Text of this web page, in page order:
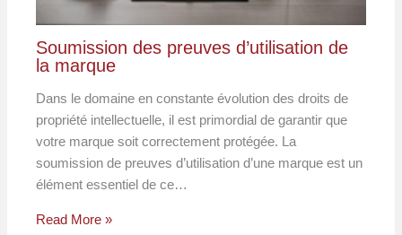
Soumission des preuves d’utilisation de
la marque
Dans le domaine en constante évolution des droits de
propriété intellectuelle, il est primordial de garantir que
votre marque soit correctement protégée. La
soumission de preuves d’utilisation d’une marque est un
élément essentiel de ce…
Read More »